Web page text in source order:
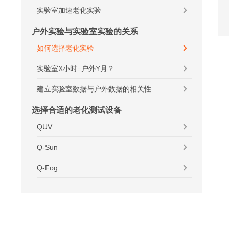
实验室加速老化实验
户外实验与实验室实验的关系
如何选择老化实验
实验室X小时=户外Y月？
建立实验室数据与户外数据的相关性
选择合适的老化测试设备
QUV
Q-Sun
Q-Fog